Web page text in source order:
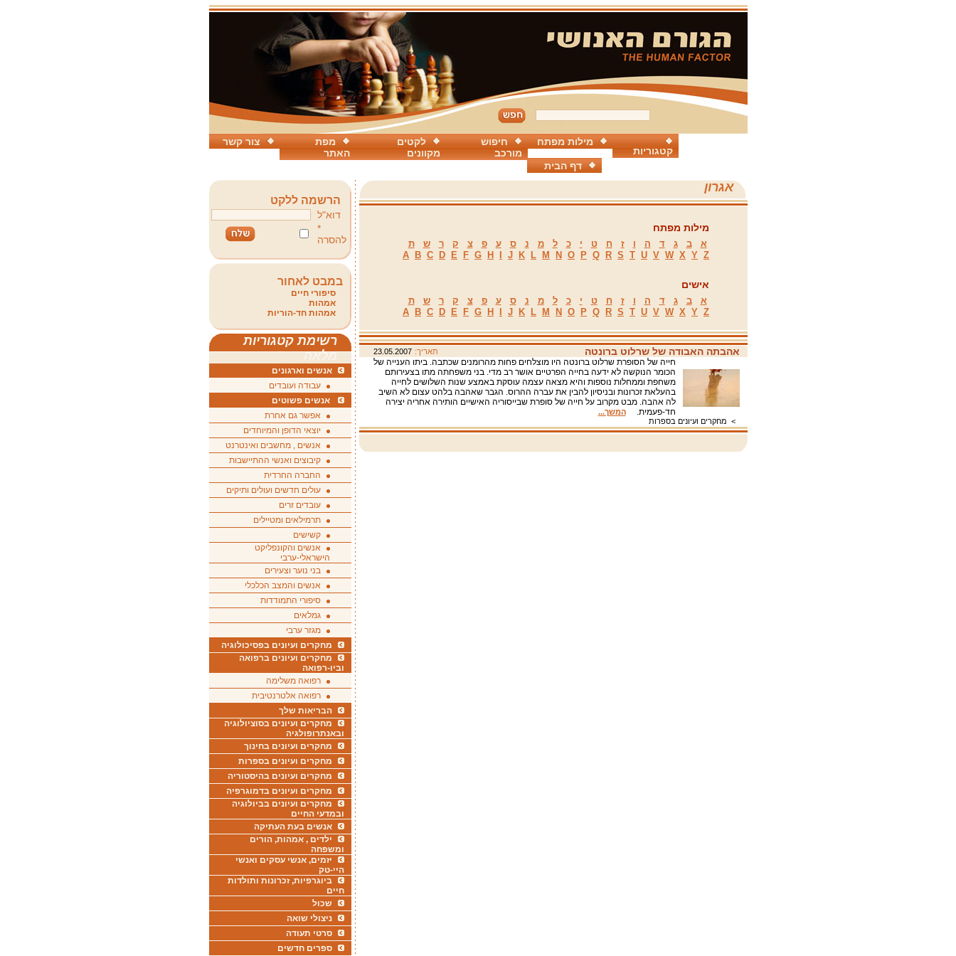
צור קשר
מפת
האתר
לקטים
מקוונים
חיפוש
מורכב
מילות מפתח
קטגוריות
דף הבית
אגרון
מילות מפתח
א ב ג ד ה ו ז ח ט י כ ל מ נ ס ע פ צ ק ר ש
ת
A
B C D E F G H J K L M N O P Q R S T U V W X Y Z
אישים
א ב ג ד ה ו ז ח ט י כ ל מ נ ס ע פ צ ק ר ש
ת
A
B C D E F G H J K L M N O P Q R S T U V W X Y Z
אהבתה האבודה של שרלוט ברונטה תאריך: 23.05.2007
חייה של הסופרת שרלוט ברונטה היו מוצלחים פחות מהרומנים שכתבה. ביתו הענייה של
הכומר הנוקשה לא ידעה בחייה הפרטיים אושר רב מדי. בני משפחתה מתו בצעירותם
משחפת וממחלות נוספות והיא מצאה עצמה עוסקת באמצע שנות השלושים לחייה
בהעלאת זכרונות ובניסיון להבין את עברה ההרוס. הגבר שאהבה בלהט עצום לא השיב
לה אהבה. מבט מקרוב על חייה של סופרת שבייסוריה האישיים הותירה אחריה יצירה
חד-פעמית.המשך...
> מחקרים ועיונים בספרות
הרשמה ללקט
דוא"ל
*
להסרה
במבט לאחור
סיפורי חיים
אמהות
אמהות חד-הוריות
רשימת קטגוריות
מלאה
אנשים וארגונים
עבודה ועובדים
אנשים פשוטים
אפשר גם אחרת
יוצאי הדופן והמיוחדים
אנשים , מחשבים ואינטרנט
קיבוצים ואנשי ההתיישבות
החברה החרדית
עולים חדשים ועולים ותיקים
עובדים זרים
תרמילאים ומטיילים
קשישים
אנשים והקונפליקט
הישראלי-ערבי
בני נוער וצעירים
אנשים והמצב הכלכלי
סיפורי התמודדות
גמלאים
מגזר ערבי
מחקרים ועיונים בפסיכולוגיה
מחקרים ועיונים ברפואה
וביו-רפואה
רפואה משלימה
רפואה אלטרנטיבית
הבריאות שלך
מחקרים ועיונים בסוציולוגיה
ובאנתרופולגיה
מחקרים ועיונים בחינוך
מחקרים ועיונים בספרות
מחקרים ועיונים בהיסטוריה
מחקרים ועיונים בדמוגרפיה
מחקרים ועיונים בביולוגיה
ובמדעי החיים
אנשים בעת העתיקה
ילדים , אמהות, הורים
ומשפחה
יזמים, אנשי עסקים ואנשי
היי-טק
ביוגרפיות, זכרונות ותולדות
חיים
שכול
ניצולי שואה
סרטי תעודה
ספרים חדשים